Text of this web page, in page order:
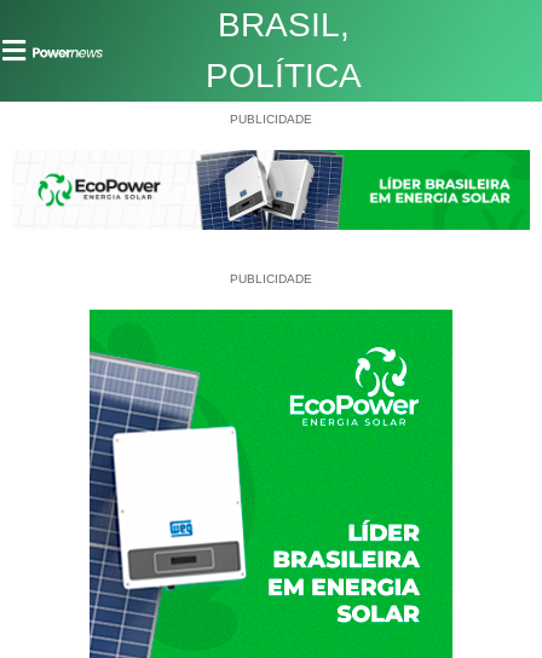
BRASIL,
POLÍTICA
PUBLICIDADE
PUBLICIDADE